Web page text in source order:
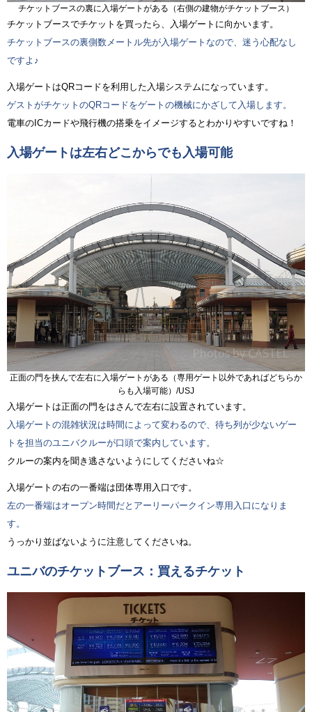
チケットブースの裏に入場ゲートがある（右側の建物がチケットブース）
チケットブースでチケットを買ったら、入場ゲートに向かいます。
チケットブースの裏側数メートル先が入場ゲートなので、迷う心配なし
ですよ♪
入場ゲートはQRコードを利用した入場システムになっています。
ゲストがチケットのQRコードをゲートの機械にかざして入場します。
電車のICカードや飛行機の搭乗をイメージするとわかりやすいですね！
入場ゲートは左右どこからでも入場可能
正面の門を挟んで左右に入場ゲートがある（専用ゲート以外であればどちらか
らも入場可能）/USJ
入場ゲートは正面の門をはさんで左右に設置されています。
入場ゲートの混雑状況は時間によって変わるので、待ち列が少ないゲー
トを担当のユニバクルーが口頭で案内しています。
クルーの案内を聞き逃さないようにしてくださいね☆
入場ゲートの右の一番端は団体専用入口です。
左の一番端はオープン時間だとアーリーパークイン専用入口になりま
す。
うっかり並ばないように注意してくださいね。
ユニバのチケットブース：買えるチケット